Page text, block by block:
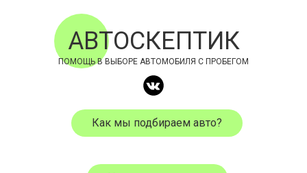
АВТОСКЕПТИК
ПОМОЩЬ В ВЫБОРЕ АВТОМОБИЛЯ С ПРОБЕГОМ
Как мы подбираем авто?